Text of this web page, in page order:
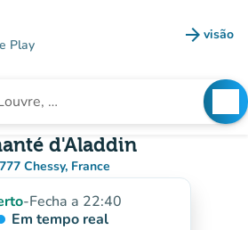
Play arrow_forward visão
(novo
d'Aladdin
Chessy, France
no Google Maps)
separador)
-Fecha a 22:40
Em tempo real